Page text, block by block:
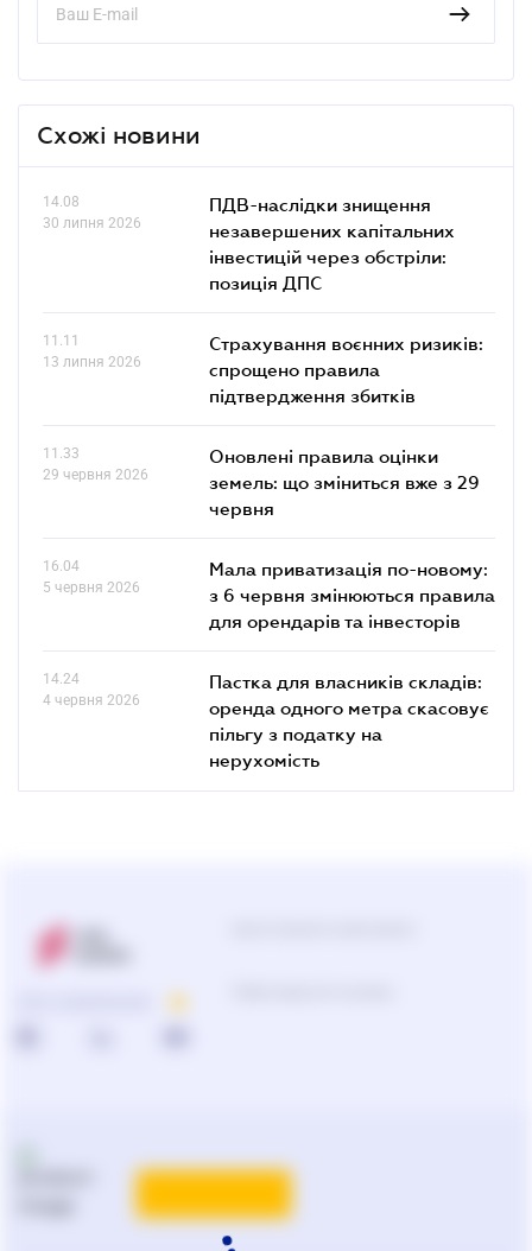
Схожі новини
14.08
30 липня 2026
ПДВ-наслідки знищення
незавершених капітальних
інвестицій через обстріли:
позиція ДПС
11.11
13 липня 2026
Страхування воєнних ризиків:
спрощено правила
підтвердження збитків
11.33
29 червня 2026
Оновлені правила оцінки
земель: що зміниться вже з 29
червня
16.04
5 червня 2026
Мала приватизація по-новому:
з 6 червня змінюються правила
для орендарів та інвесторів
14.24
4 червня 2026
Пастка для власників складів:
оренда одного метра скасовує
пільгу з податку на
нерухомість